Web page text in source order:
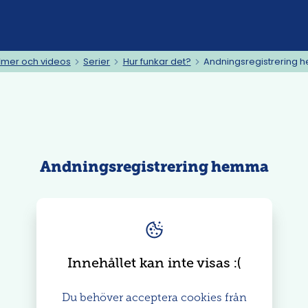
och videos Serier Hur funkar det? Andningsregistrering
Andningsregistrering hemma
Innehållet kan inte visas : (
Du behöver acceptera cookies från